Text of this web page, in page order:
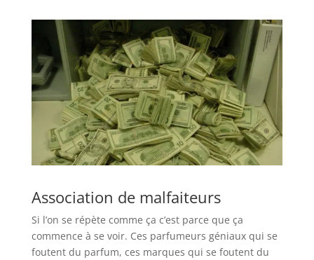
Association de malfaiteurs
Si l’on se répète comme ça c’est parce que ça
commence à se voir. Ces parfumeurs géniaux qui se
foutent du parfum, ces marques qui se foutent du